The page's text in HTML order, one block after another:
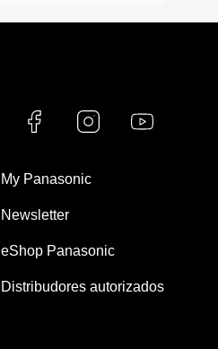
My Panasonic
Newsletter
eShop Panasonic
Distribudores autorizados